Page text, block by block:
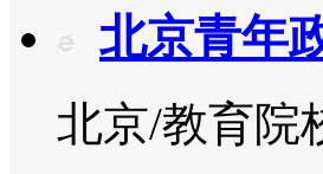
北京青年
北京/教育院